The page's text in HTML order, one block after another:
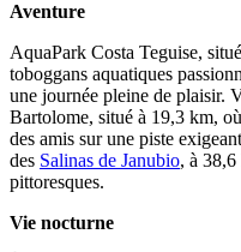
Aventure
AquaPark Costa Teguise,
toboggans aquatiques
une journée pleine de plaisir.
Bartolome, situé à 19,3 km,
des amis sur une piste
des Salinas de Janubio, à 38,6
pittoresques.
Vie nocturne